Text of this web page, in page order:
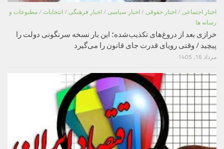
اخبار اجتماعی / اخبار حقوقی / اخبار سیاسی / اخبار فرهنگی / انتخابات / مطبوعات و
رسانه ها
خرازی بعد از دروغ‌های تکذیب‌شده؛ این بار نسخه سرنگونی دولت را
پیچید / وقتی رویای قدرت جای قانون را می‌گیرد
مرداد 16, 1405